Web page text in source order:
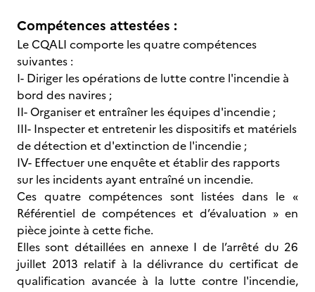
Compétences attestées :
Le CQALI comporte les quatre compétences
suivantes :
I- Diriger les opérations de lutte contre l'incendie à
bord des navires ;
II- Organiser et entraîner les équipes d'incendie ;
III- Inspecter et entretenir les dispositifs et matériels
de détection et d'extinction de l'incendie ;
IV- Effectuer une enquête et établir des rapports
sur les incidents ayant entraîné un incendie.
Ces quatre compétences sont listées dans le «
Référentiel de compétences et d’évaluation » en
pièce jointe à cette fiche.
Elles sont détaillées en annexe I de l’arrêté du 26
juillet 2013 relatif à la délivrance du certificat de
qualification avancée à la lutte contre l'incendie,